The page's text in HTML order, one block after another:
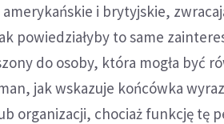
i brytyjskie,
powiedziałyby to same
do osoby, która mogła być
jak wskazuje końcówka
organizacji, chociaż funkcję tę